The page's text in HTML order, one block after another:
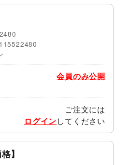
会員のみ公開
ご注文には
ログインしてください
】